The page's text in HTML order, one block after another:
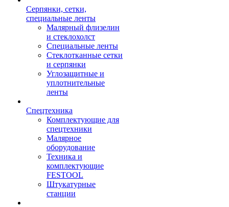
Серпянки, сетки,
специальные ленты
Малярный флизелин
и стеклохолст
Специальные ленты
Стеклотканные сетки
и серпянки
Углозащитные и
уплотнительные
ленты
Спецтехника
Комплектующие для
спецтехники
Малярное
оборудование
Техника и
комплектующие
FESTOOL
Штукатурные
станции